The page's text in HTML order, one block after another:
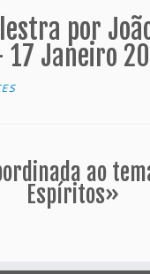
por
17 Janeiro
ao
Espíritos»